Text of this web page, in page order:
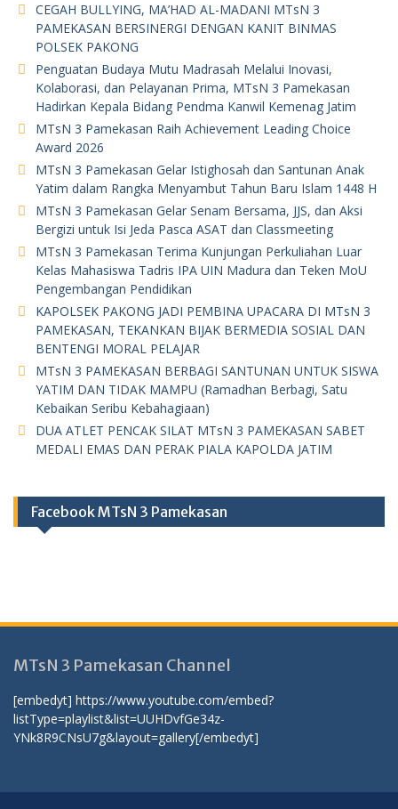
CEGAH BULLYING, MA’HAD AL-MADANI MTsN 3
PAMEKASAN BERSINERGI DENGAN KANIT BINMAS
POLSEK PAKONG
Penguatan Budaya Mutu Madrasah Melalui Inovasi,
Kolaborasi, dan Pelayanan Prima, MTsN 3 Pamekasan
Hadirkan Kepala Bidang Pendma Kanwil Kemenag Jatim
MTsN 3 Pamekasan Raih Achievement Leading Choice
Award 2026
MTsN 3 Pamekasan Gelar Istighosah dan Santunan Anak
Yatim dalam Rangka Menyambut Tahun Baru Islam 1448 H
MTsN 3 Pamekasan Gelar Senam Bersama, JJS, dan Aksi
Bergizi untuk Isi Jeda Pasca ASAT dan Classmeeting
MTsN 3 Pamekasan Terima Kunjungan Perkuliahan Luar
Kelas Mahasiswa Tadris IPA UIN Madura dan Teken MoU
Pengembangan Pendidikan
KAPOLSEK PAKONG JADI PEMBINA UPACARA DI MTsN 3
PAMEKASAN, TEKANKAN BIJAK BERMEDIA SOSIAL DAN
BENTENGI MORAL PELAJAR
MTsN 3 PAMEKASAN BERBAGI SANTUNAN UNTUK SISWA
YATIM DAN TIDAK MAMPU (Ramadhan Berbagi, Satu
Kebaikan Seribu Kebahagiaan)
DUA ATLET PENCAK SILAT MTsN 3 PAMEKASAN SABET
MEDALI EMAS DAN PERAK PIALA KAPOLDA JATIM
Facebook MTsN 3 Pamekasan
MTsN 3 Pamekasan Channel
[embedyt] https://www.youtube.com/embed?
listType=playlist&list=UUHDvfGe34z-
YNk8R9CNsU7g&layout=gallery[/embedyt]